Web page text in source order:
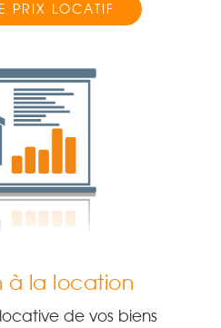
PRIX LOCATIF
à la location
de vos biens